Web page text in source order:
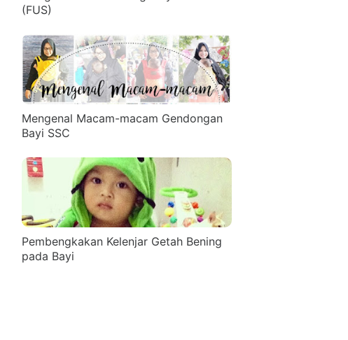
(FUS)
Mengenal Macam-macam Gendongan
Bayi SSC
Pembengkakan Kelenjar Getah Bening
pada Bayi